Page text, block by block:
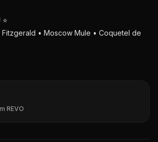
Fitzgerald • Moscow Mule • Coquetel de
REVO